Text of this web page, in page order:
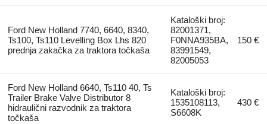
Ford New Holland 7740, 6640, 8340,
Ts100, Ts110 Levelling Box Lhs 820
prednja zakačka za traktora točkaša
Kataloški broj:
82001371,
F0NNA935BA,
83991549,
82005053
150 €
Ford New Holland 6640, Ts110 40, Ts
Trailer Brake Valve Distributor 8
hidraulični razvodnik za traktora
točkaša
Kataloški broj:
1535108113,
S6608K
430 €